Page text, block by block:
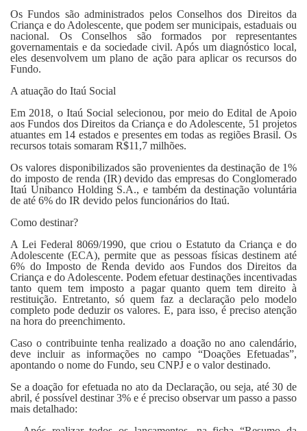
Os Fundos são administrados pelos Conselhos dos Direitos da
Criança e do Adolescente, que podem ser municipais, estaduais ou
nacional. Os Conselhos são formados por representantes
governamentais e da sociedade civil. Após um diagnóstico local,
eles desenvolvem um plano de ação para aplicar os recursos do
Fundo.
A atuação do Itaú Social
Em 2018, o Itaú Social selecionou, por meio do Edital de Apoio
aos Fundos dos Direitos da Criança e do Adolescente, 51 projetos
atuantes em 14 estados e presentes em todas as regiões Brasil. Os
recursos totais somaram R$11,7 milhões.
Os valores disponibilizados são provenientes da destinação de 1%
do imposto de renda (IR) devido das empresas do Conglomerado
Itaú Unibanco Holding S.A., e também da destinação voluntária
de até 6% do IR devido pelos funcionários do Itaú.
Como destinar?
A Lei Federal 8069/1990, que criou o Estatuto da Criança e do
Adolescente (ECA), permite que as pessoas físicas destinem até
6% do Imposto de Renda devido aos Fundos dos Direitos da
Criança e do Adolescente. Podem efetuar destinações incentivadas
tanto quem tem imposto a pagar quanto quem tem direito à
restituição. Entretanto, só quem faz a declaração pelo modelo
completo pode deduzir os valores. E, para isso, é preciso atenção
na hora do preenchimento.
Caso o contribuinte tenha realizado a doação no ano calendário,
deve incluir as informações no campo “Doações Efetuadas”,
apontando o nome do Fundo, seu CNPJ e o valor destinado.
Se a doação for efetuada no ato da Declaração, ou seja, até 30 de
abril, é possível destinar 3% e é preciso observar um passo a passo
mais detalhado: